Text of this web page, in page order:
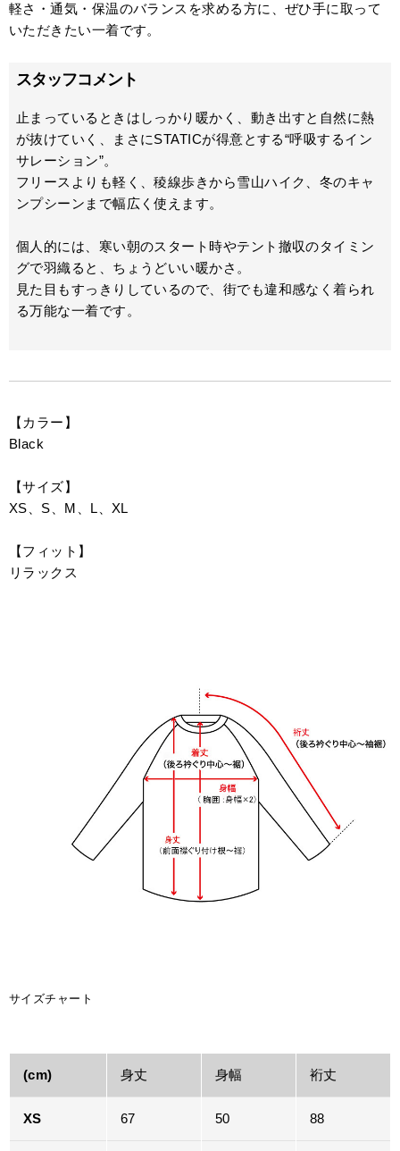
軽さ・通気・保温のバランスを求める方に、ぜひ手に取って
いただきたい一着です。
スタッフコメント
止まっているときはしっかり暖かく、動き出すと自然に熱
が抜けていく、まさにSTATICが得意とする“呼吸するイン
サレーション”。
フリースよりも軽く、稜線歩きから雪山ハイク、冬のキャ
ンプシーンまで幅広く使えます。
個人的には、寒い朝のスタート時やテント撤収のタイミン
グで羽織ると、ちょうどいい暖かさ。
見た目もすっきりしているので、街でも違和感なく着られ
る万能な一着です。
【カラー】
Black
【サイズ】
XS、S、M、L、XL
【フィット】
リラックス
サイズチャート
(cm) 身丈 身幅 裄丈
XS 67 50 88